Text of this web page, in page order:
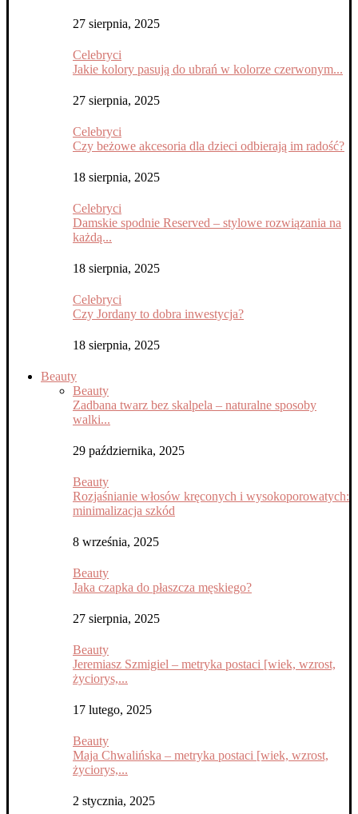
27 sierpnia, 2025
Celebryci
Jakie kolory pasują do ubrań w kolorze czerwonym...
27 sierpnia, 2025
Celebryci
Czy beżowe akcesoria dla dzieci odbierają im radość?
18 sierpnia, 2025
Celebryci
Damskie spodnie Reserved – stylowe rozwiązania na
każdą...
18 sierpnia, 2025
Celebryci
Czy Jordany to dobra inwestycja?
18 sierpnia, 2025
Beauty
Beauty
Zadbana twarz bez skalpela – naturalne sposoby
walki...
29 października, 2025
Beauty
Rozjaśnianie włosów kręconych i wysokoporowatych:
minimalizacja szkód
8 września, 2025
Beauty
Jaka czapka do płaszcza męskiego?
27 sierpnia, 2025
Beauty
Jeremiasz Szmigiel – metryka postaci [wiek, wzrost,
życiorys,...
17 lutego, 2025
Beauty
Maja Chwalińska – metryka postaci [wiek, wzrost,
życiorys,...
2 stycznia, 2025